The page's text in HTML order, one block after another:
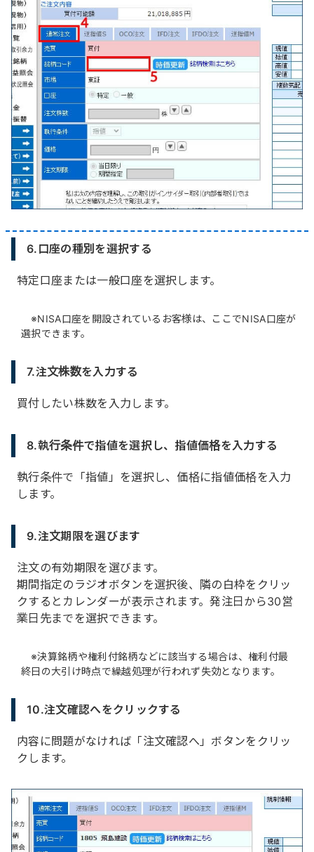
6.口座の種別を選択する
特定口座または一般口座を選択します。
NISA口座を開設されているお客様は、ここでNISA口座が
選択できます。
7.注文株数を入力する
買付したい株数を入力します。
8.執行条件で指値を選択し、指値価格を入力する
執行条件で「指値」を選択し、価格に指値価格を入力
します。
9.注文期限を選びます
注文の有効期限を選びます。
期間指定のラジオボタンを選択後、隣の白枠をクリッ
クするとカレンダーが表示されます。発注日から30営
業日先までを選択できます。
決算銘柄や権利付銘柄などに該当する場合は、権利付最
終日の大引け時点で繰越処理が行われず失効となります。
10.注文確認へをクリックする
内容に問題がなければ「注文確認へ」ボタンをクリッ
クします。